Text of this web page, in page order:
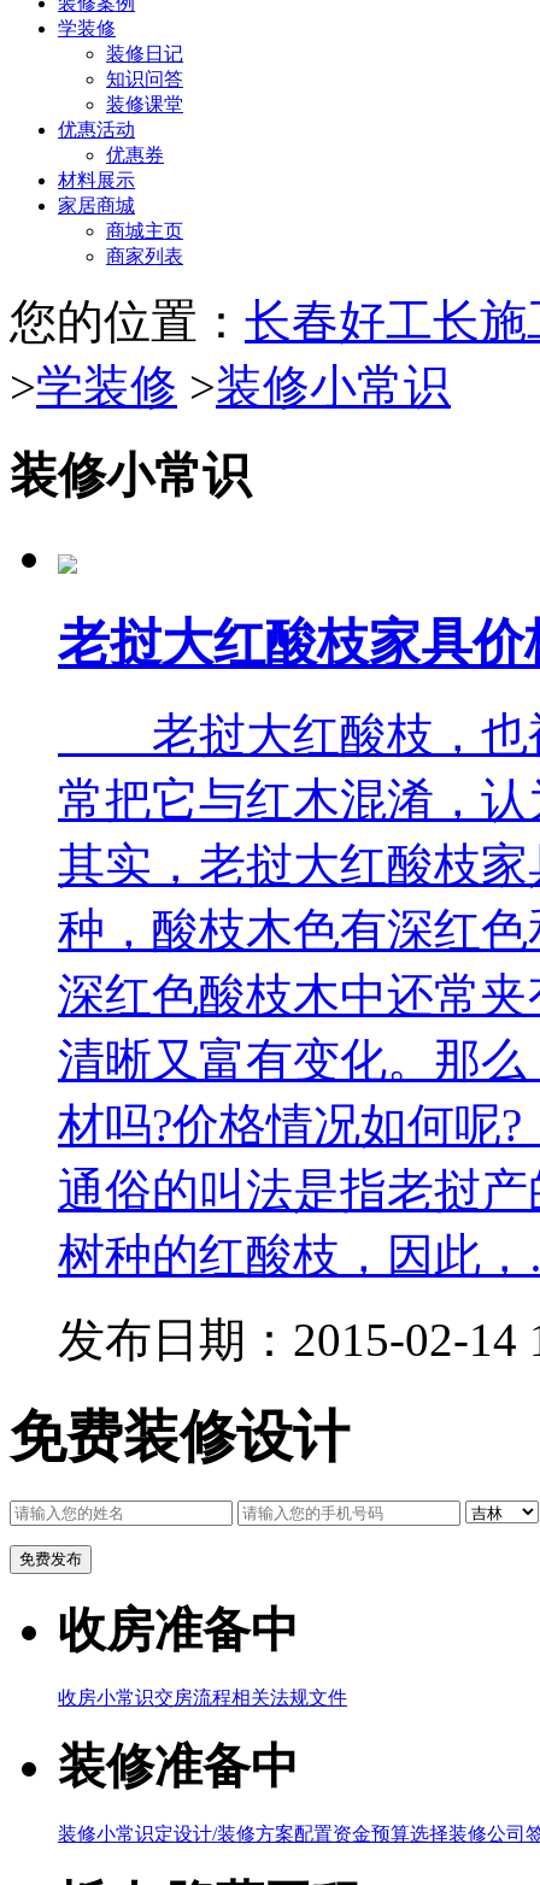
学装修
装修日记
知识问答
装修课堂
优惠活动
优惠券
材料展示
家居商城
商城主页
商家列表
您的位置： 长春好工长
>学装修 >装修小常识
装修小常识
老挝大红酸枝家具
老挝大红酸枝，也
常把它与红木混淆，
其实，老挝大红酸枝
种，酸枝木色有深红
深红色酸枝木中还常
清晰又富有变化。那
材吗?价格情况如何
通俗的叫法是指老挝
树种的红酸枝，因此
发布日期： 2015-02-14
免费装修设计
收房准备中
收房小常识交房流程相关法规文件
装修准备中
装修小常识定设计/装修方案配置资金预算选择装修公司